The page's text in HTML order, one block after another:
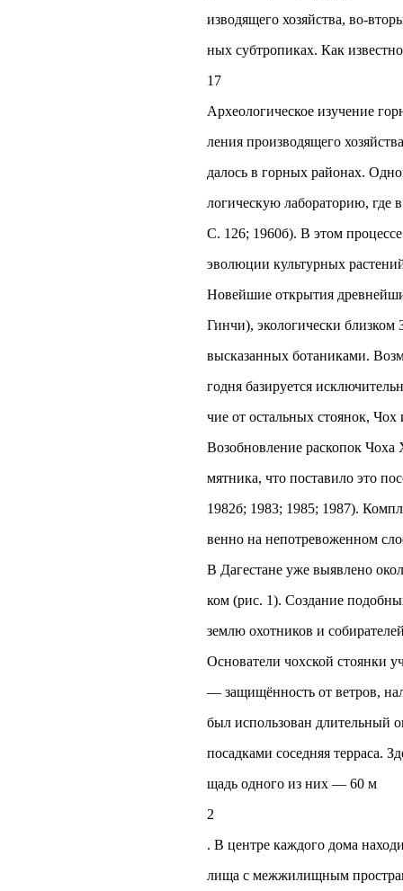
изводящего хозяйства, во-
ных субтропиках. Как
17
Археологическое изучение
ления производящего
далось в горных районах.
логическую лабораторию, где
С. 126; 1960б). В этом
эволюции культурных
Новейшие открытия
Гинчи), экологически близком
высказанных ботаниками.
годня базируется
чие от остальных стоянок,
Возобновление раскопок
мятника, что поставило это
1982б; 1983; 1985; 1987).
венно на непотревоженном
В Дагестане уже выявлено
ком (рис. 1). Создание
землю охотников и
Основатели чохской стоянки
— защищённость от ветров,
был использован длительный
посадками соседняя терраса.
щадь одного из них — 60 м
2
. В центре каждого дома
лища с межжилищным